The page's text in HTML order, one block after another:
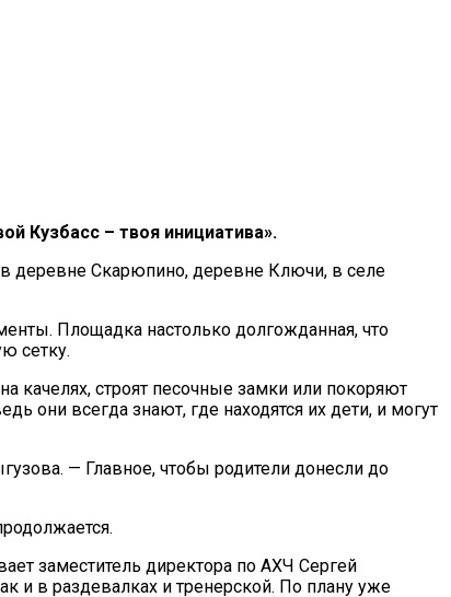
Кузбасс – твоя инициатива».
деревне Скарюпино, деревне Ключи, в селе
Площадка настолько долгожданная, что
сетку.
качелях, строят песочные замки или покоряют
они всегда знают, где находятся их дети, и могут
— Главное, чтобы родители донесли до
заместитель директора по АХЧ Сергей
и в раздевалках и тренерской. По плану уже